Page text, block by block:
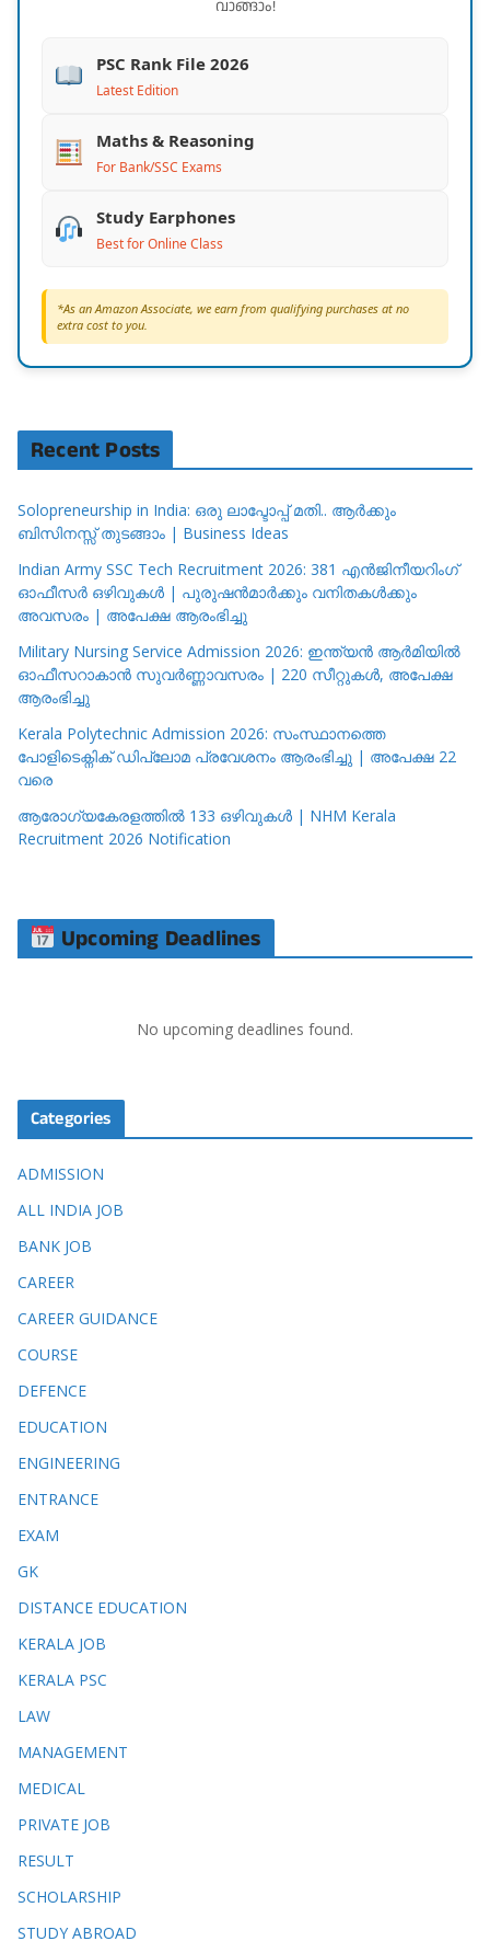
വാങ്ങാം!
PSC Rank File 2026
Latest Edition
Maths & Reasoning
For Bank/SSC Exams
Study Earphones
Best for Online Class
*As an Amazon Associate, we earn from qualifying purchases at no
extra cost to you.
Recent Posts
Solopreneurship in India: ഒരു ലാപ്ടോപ്പ് മതി.. ആർക്കും
ബിസിനസ്സ് തുടങ്ങാം | Business Ideas
Indian Army SSC Tech Recruitment 2026: 381 എൻജിനീയറിംഗ്
ഓഫീസർ ഒഴിവുകൾ | പുരുഷൻമാർക്കും വനിതകൾക്കും
അവസരം | അപേക്ഷ ആരംഭിച്ചു
Military Nursing Service Admission 2026: ഇന്ത്യൻ ആർമിയിൽ
ഓഫീസറാകാൻ സുവർണ്ണാവസരം | 220 സീറ്റുകൾ, അപേക്ഷ
ആരംഭിച്ചു
Kerala Polytechnic Admission 2026: സംസ്ഥാനത്തെ
പോളിടെക്നിക് ഡിപ്ലോമ പ്രവേശനം ആരംഭിച്ചു | അപേക്ഷ 22
വരെ
ആരോഗ്യകേരളത്തിൽ 133 ഒഴിവുകൾ | NHM Kerala
Recruitment 2026 Notification
Upcoming Deadlines
No upcoming deadlines found.
Categories
ADMISSION
ALL INDIA JOB
BANK JOB
CAREER
CAREER GUIDANCE
COURSE
DEFENCE
EDUCATION
ENGINEERING
ENTRANCE
EXAM
GK
DISTANCE EDUCATION
KERALA JOB
KERALA PSC
LAW
MANAGEMENT
MEDICAL
PRIVATE JOB
RESULT
SCHOLARSHIP
STUDY ABROAD